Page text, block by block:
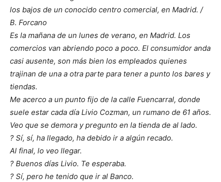
los bajos de un conocido centro comercial, en Madrid. /
B. Forcano
Es la mañana de un lunes de verano, en Madrid. Los
comercios van abriendo poco a poco. El consumidor anda
casi ausente, son más bien los empleados quienes
trajinan de una a otra parte para tener a punto los bares y
tiendas.
Me acerco a un punto fijo de la calle Fuencarral, donde
suele estar cada día Livio Cozman, un rumano de 61 años.
Veo que se demora y pregunto en la tienda de al lado.
? Sí, sí, ha llegado, ha debido ir a algún recado.
Al final, lo veo llegar.
? Buenos días Livio. Te esperaba.
? Sí, pero he tenido que ir al Banco.